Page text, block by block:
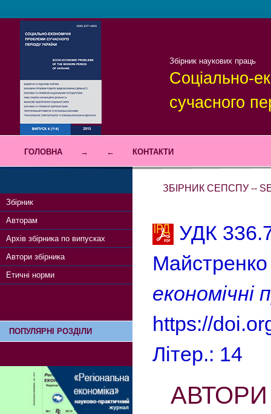
Збірник наукових праць
Соціально-
сучасного
ГОЛОВНА → ← КОНТАКТИ
Збірник
Авторам
Архів збірника по випусках
Автори збірника
Етичні норми
ПОПУЛЯРНІ РОЗДІЛИ
ЗБІРНИК СЕПСПУ --
УДК
Майстренко
економічні
https://
Літер.: 14
АВТОРИ